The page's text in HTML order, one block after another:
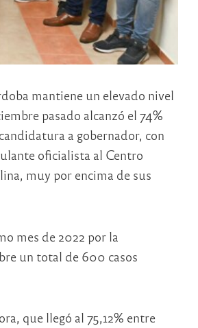
mantiene un elevado nivel
pasado alcanzó el 74%
a gobernador, con
oficialista al Centro
muy por encima de sus
mes de 2022 por la
un total de 600 casos
que llegó al 75,12% entre